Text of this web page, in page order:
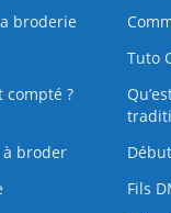
broderie
Tuto
compté ?
broder
Fils